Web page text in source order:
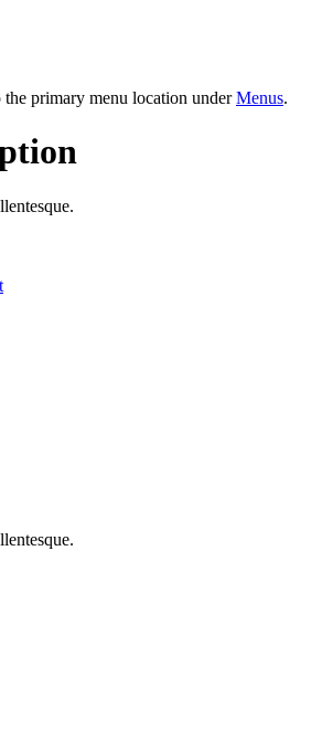
the primary menu location underMenus.